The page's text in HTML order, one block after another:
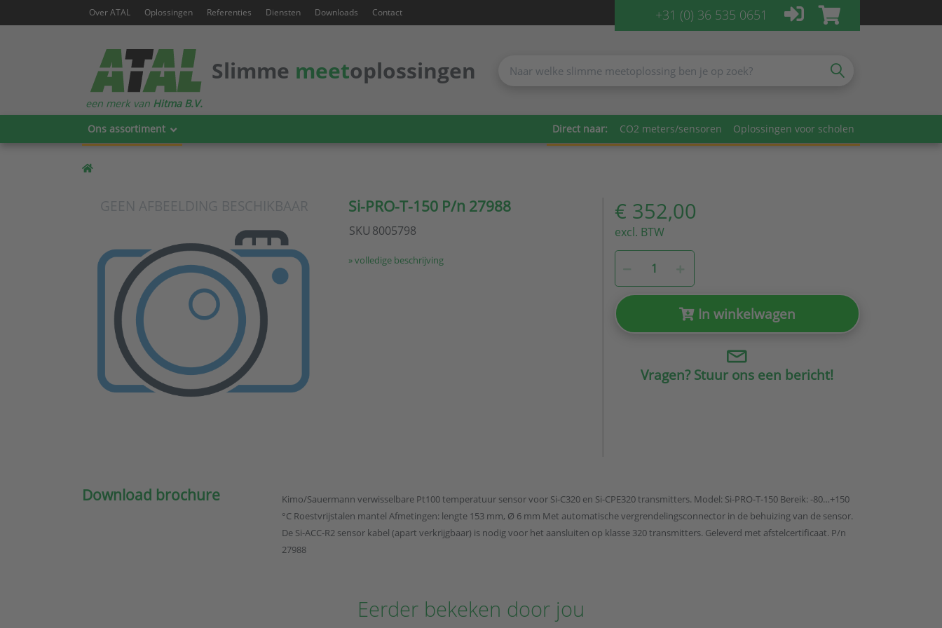
Over ATAL Oplossingen Referenties Diensten Downloads Contact +31 (0) 36 535 0651
Slimme meetoplossingen
Ons assortiment Direct naar: CO2 meters/sensoren Oplossingen voor scholen
een merk van Hitma B.V.
Si-PRO-T-150 P/n 27988
SKU 8005798
» volledige beschrijving
€ 352,00
excl. BTW
In winkelwagen
Vragen? Stuur ons een bericht!
Download brochure
Kimo/Sauermann verwisselbare Pt100 temperatuur sensor voor Si-C320 en Si-CPE320 transmitters. Model: Si-PRO-T-150 Bereik: -80…+150
°C Roestvrijstalen mantel Afmetingen: lengte 153 mm, Ø 6 mm Met automatische vergrendelingsconnector in de behuizing van de sensor.
De Si-ACC-R2 sensor kabel (apart verkrijgbaar) is nodig voor het aansluiten op klasse 320 transmitters. Geleverd met afstelcertificaat. P/n
27988
Eerder bekeken door jou